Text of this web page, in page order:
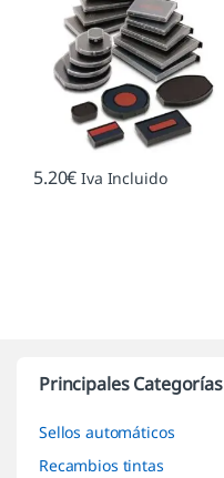
5.20€ Iva Incluido
Principales Categorías
Sellos automáticos
Recambios tintas